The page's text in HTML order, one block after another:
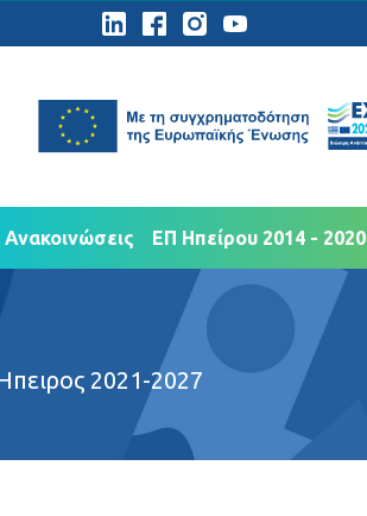
Νέα Ανακοινώσεις
ΕΠ Ηπείρου 2014 - 2020
2021-2027